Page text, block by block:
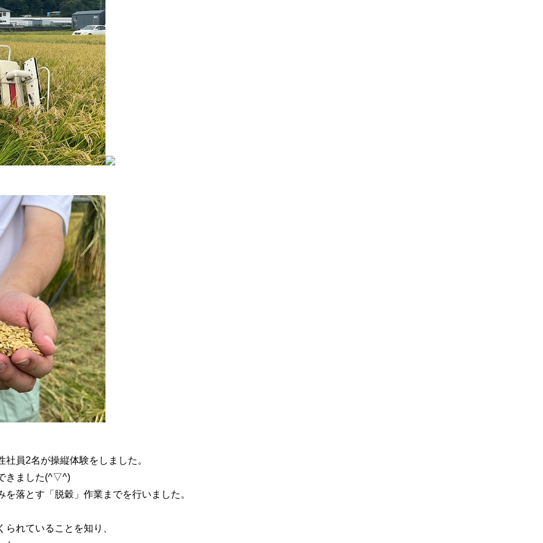
員2名が操縦体験をしました。
きました(^▽^)
落とす「脱穀」作業までを行いました。
れていることを知り、